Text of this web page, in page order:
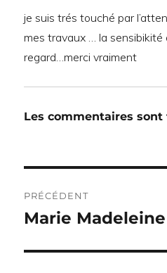
je suis trés touché par
mes travaux … la sensibikité
regard…merci vraiment
Les commentaires sont
de
PRÉCÉDENT
Publication
Marie Madeleine